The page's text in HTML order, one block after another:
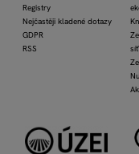
Registry
Nejčastěji kladené dotazy
GDPR
RSS
Obrázek